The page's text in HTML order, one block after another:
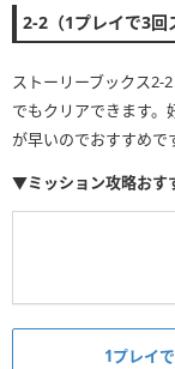
2-2（1プレイで3回
ストーリーブックス2-
でもクリアできます。
が早いのでおすすめで
▼ミッション攻略おす
1プレイ